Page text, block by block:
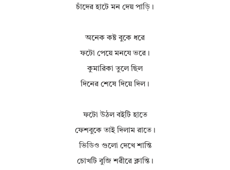
চাঁদের হাটে মন দেয় পাড়ি।
অনেক কষ্ট বুকে ধরে
ফটো পেয়ে মনযে ভরে।
কুমারিকা তুলে ছিল
দিনের শেষে দিয়ে দিল।
ফটো উঠল বইটি হাতে
ফেশবুকে তাই দিলাম রাতে।
ভিডিও গুলো দেখে শান্তি
চোখটি বুজি শরীরে ক্লান্তি।